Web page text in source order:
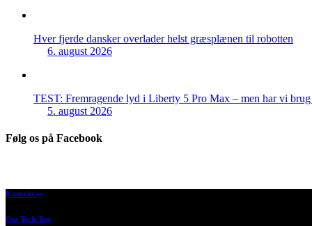
Hver fjerde dansker overlader helst græsplænen til robotten
6. august 2026
TEST: Fremragende lyd i Liberty 5 Pro Max – men har vi brug
5. august 2026
Følg os på Facebook
Kontakt os
Om Tech-Test